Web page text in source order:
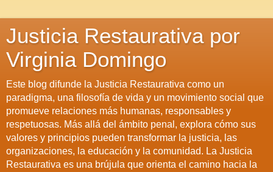
Justicia Restaurativa por
Virginia Domingo
Este blog difunde la Justicia Restaurativa como un
paradigma, una filosofía de vida y un movimiento social que
promueve relaciones más humanas, responsables y
respetuosas. Más allá del ámbito penal, explora cómo sus
valores y principios pueden transformar la justicia, las
organizaciones, la educación y la comunidad. La Justicia
Restaurativa es una brújula que orienta el camino hacia la